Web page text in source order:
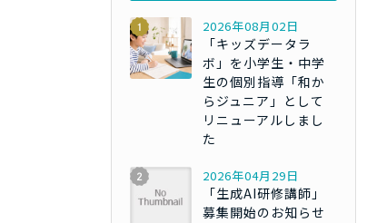
2026年08月02日
「キッズデータラ
ボ」を小学生・中学
生の個別指導「和か
らジュニア」として
リニューアルしまし
た
2026年04月29日
「生成AI研修講師」
募集開始のお知らせ